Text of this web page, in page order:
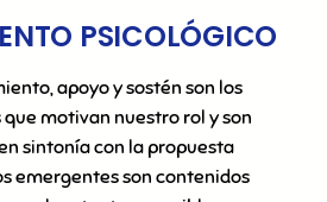
PSICOLÓGICO
apoyo y sostén son los
motivan nuestro rol y son
sintonía con la propuesta
emergentes son contenidos